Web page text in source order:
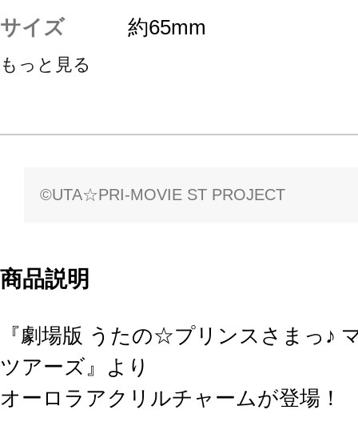
サイズ 約65mm
もっと見る
©UTA☆PRI-MOVIE ST PROJECT
商品説明
『劇場版 うたの☆プリンスさまっ♪
ツアーズ』より
オーロラアクリルチャームが登場！